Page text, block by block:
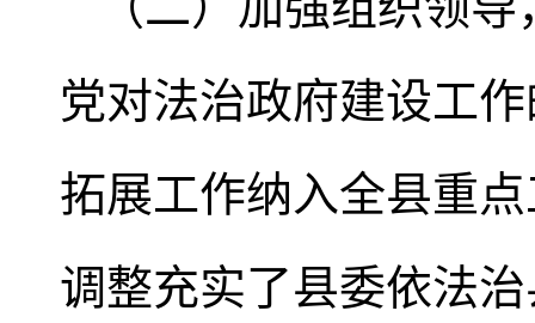
党对法治政府建设工
拓展工作纳入全县重
调整充实了县委依法